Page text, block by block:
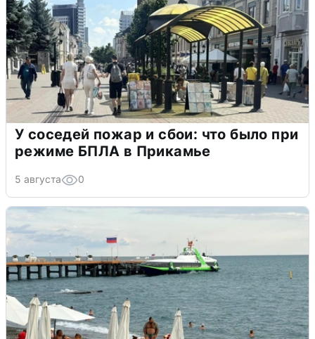
У соседей пожар и сбои: что было при
режиме БПЛА в Прикамье
5 августа 0